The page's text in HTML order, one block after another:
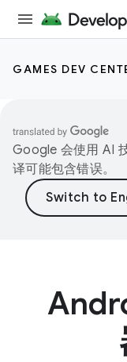
GAMES DEV
Google 会使用 AI
译可能包含错误。